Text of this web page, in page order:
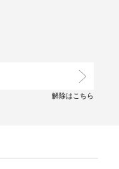
解除は こちら